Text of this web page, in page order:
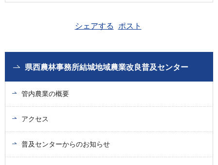
シェアする ポスト
県西農林事務所結城地域農業改良普及センター
管内農業の概要
アクセス
普及センターからのお知らせ